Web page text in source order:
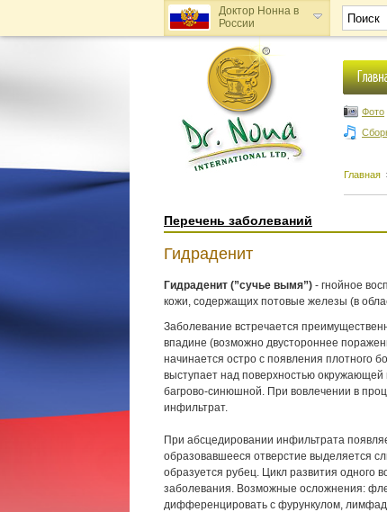
Доктор Нонна в
России
Доктор Нонна в
Украине
Фото
Главная
Перечень заболеваний
Гидраденит
Гидраденит (”сучье вымя”) - гнойное
кожи, содержащих потовые железы (в
Заболевание встречается
впадине (возможно двустороннее
начинается остро с появления плотного
выступает над поверхностью окружающей
багрово-синюшной. При вовлечении в
инфильтрат.
При абсцедировании инфильтрата
образовавшееся отверстие выделяется
образуется рубец. Цикл развития одного
заболевания. Возможные осложнения:
дифференцировать с фурункулом,